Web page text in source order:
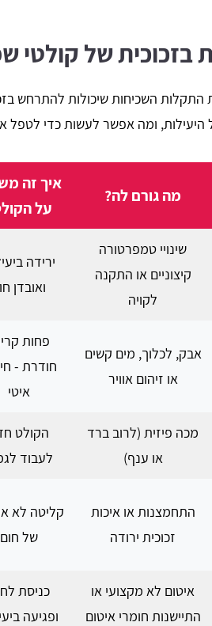
בזכוכית של קולטי
השכיחות שיכולות להתרחש
היעילות, ומה אפשר לעשות כדי לטפל
מה גורם לה?
איך זה
על
שינויי טמפרטורה
קיצוניים או התקנה
לקויה
ירידה
ואובדן
אבק, לכלוך, מים קשים
או זיהום אוויר
פחות
חודרת -
איטי
מכה פיזית (לרוב ברד
או ענף)
הקולט
לעבוד
התחמצנות או איכות
זכוכית ירודה
קליטה לא
של חום
איטום לא מקצועי או
התיישנות חומרי איטום
כניסת
ופגיעה